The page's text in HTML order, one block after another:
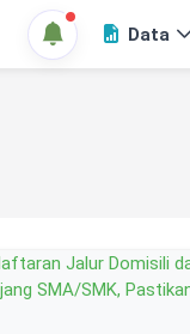
Data